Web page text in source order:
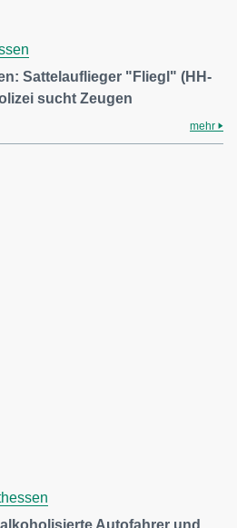
Sattelauflieger "Fliegl" (HH-
sucht Zeugen
mehr
Autofahrer und